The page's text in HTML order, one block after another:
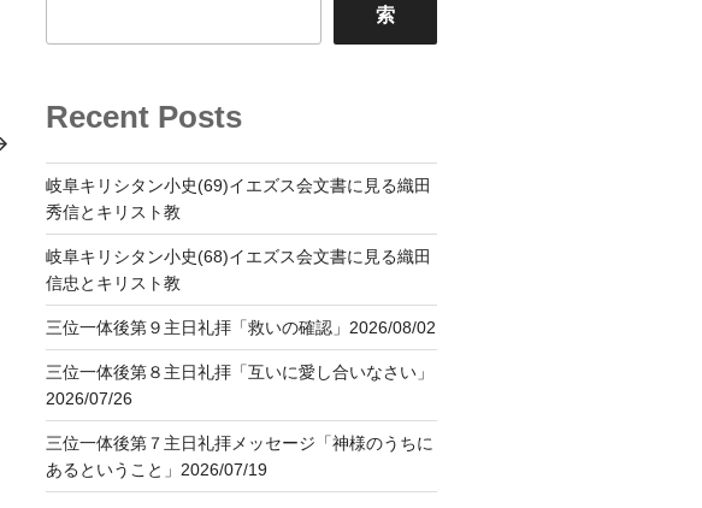
索
Recent Posts
岐阜キリシタン小史(69)イエズス会文書に見る織田
秀信とキリスト教
岐阜キリシタン小史(68)イエズス会文書に見る織田
信忠とキリスト教
三位一体後第９主日礼拝「救いの確認」2026/08/02
三位一体後第８主日礼拝「互いに愛し合いなさい」
2026/07/26
三位一体後第７主日礼拝メッセージ「神様のうちに
あるということ」2026/07/19